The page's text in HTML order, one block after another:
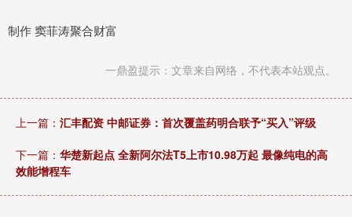
制作 窦菲涛聚合财富
一鼎盈提示：文章来自网络，不代表本站观点。
上一篇： 汇丰配资 中邮证券：首次覆盖药明合联予“买入”评级
下一篇： 华楚新起点 全新阿尔法T5上市10.98万起 最像纯电的高
效能增程车